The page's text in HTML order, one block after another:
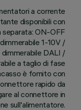
a corrente
disponibili con
ON-OFF
1-10V /
dimmerabile DALI /
a taglio di fase
è fornito con
rapido da
al connettore in
sull'alimentatore.